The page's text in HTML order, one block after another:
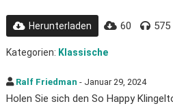
Herunterladen 60 575
Kategorien: Klassische
Ralf Friedman - Januar 29, 2024
Holen Sie sich den So Happy